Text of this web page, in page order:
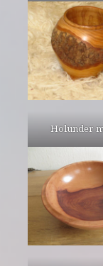
Holunder